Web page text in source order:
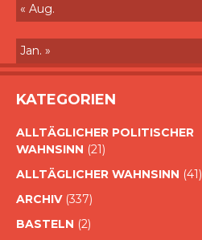
« Aug.
Jan. »
KATEGORIEN
ALLTÄGLICHER POLITISCHER
WAHNSINN (21)
ALLTÄGLICHER WAHNSINN (41)
ARCHIV(337)
BASTELN (2)